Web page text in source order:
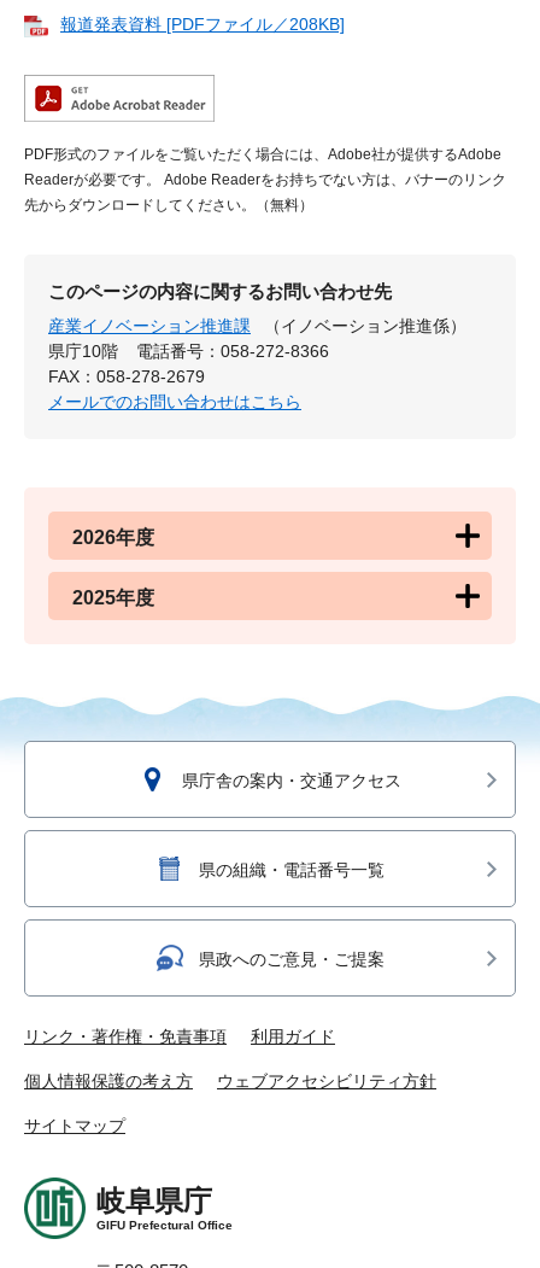
報道発表資料 [PDFファイル／208KB]
PDF形式のファイルをご覧いただく場合には、Adobe社が提供するAdobe
Readerが必要です。
Adobe Readerをお持ちでない方は、バナーのリンク
先からダウンロードしてください。（無料）
このページの内容に関するお問い合わせ先
産業イノベーション推進課
（イノベーション推進係）
県庁10階
電話番号：058-272-8366
FAX：058-278-2679
メールでのお問い合わせはこちら
2026年度
2025年度
県庁舎の案内・交通アクセス
県の組織・電話番号一覧
県政へのご意見・ご提案
リンク・著作権・免責事項 利用ガイド
個人情報保護の考え方 ウェブアクセシビリティ方針
サイトマップ
岐阜県庁
GIFU Prefectural Office